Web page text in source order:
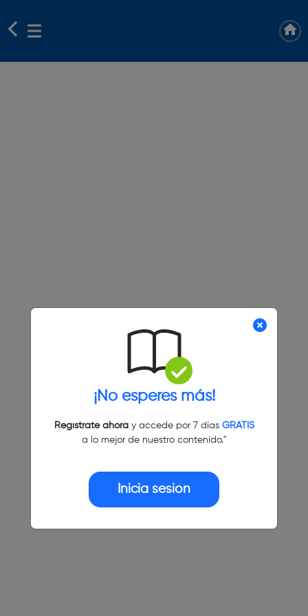
¡No esperes más!
Regístrate ahoray accede por 7 días GRATIS
a lo mejor de nuestro contenido."
Inicia sesión